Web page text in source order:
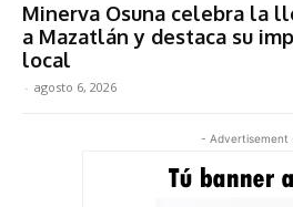
Minerva Osuna celebra la
a Mazatlán y destaca su
local
- agosto 6, 2026
- Advertisement